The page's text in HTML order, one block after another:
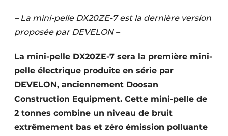
Video’s
Construction bois
Contrôle d’accès
Éclairage
– La mini-pelle DX20ZE-7 est la dernière version
proposée par DEVELON –
La mini-pelle DX20ZE-7 sera la première mini-
pelle électrique produite en série par
DEVELON, anciennement Doosan
Construction Equipment. Cette mini-pelle de
2 tonnes combine un niveau de bruit
extrêmement bas et zéro émission polluante